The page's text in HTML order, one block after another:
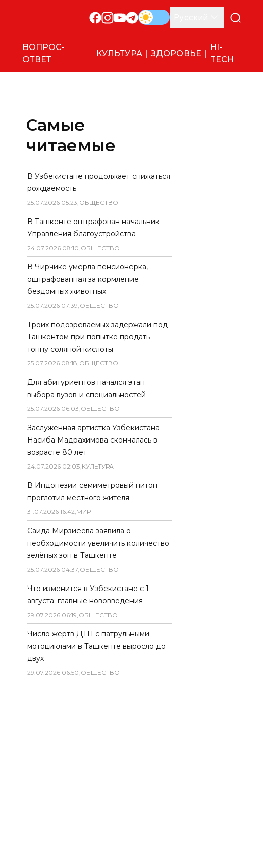
ВОПРОС-
ОТВЕТ
КУЛЬТУРА ЗДОРОВЬЕ
HI-
TECH
Самые
читаемые
В Узбекистане продолжает снижаться
рождаемость
25.07.2026 05:23,ОБЩЕСТВО
В Ташкенте оштрафован начальник
Управления благоустройства
24.07.2026 08:10,ОБЩЕСТВО
В Чирчике умерла пенсионерка,
оштрафованная за кормление
бездомных животных
25.07.2026 07:39,ОБЩЕСТВО
Троих подозреваемых задержали под
Ташкентом при попытке продать
тонну соляной кислоты
25.07.2026 08:18,ОБЩЕСТВО
Для абитуриентов начался этап
выбора вузов и специальностей
25.07.2026 06:03,ОБЩЕСТВО
Заслуженная артистка Узбекистана
Насиба Мадрахимова скончалась в
возрасте 80 лет
24.07.2026 02:03,КУЛЬТУРА
В Индонезии семиметровый питон
проглотил местного жителя
31.07.2026 16:42,МИР
Саида Мирзиёева заявила о
необходимости увеличить количество
зелёных зон в Ташкенте
25.07.2026 04:37,ОБЩЕСТВО
Что изменится в Узбекистане с 1
августа: главные нововведения
29.07.2026 06:19,ОБЩЕСТВО
Число жертв ДТП с патрульными
мотоциклами в Ташкенте выросло до
двух
29.07.2026 06:50,ОБЩЕСТВО